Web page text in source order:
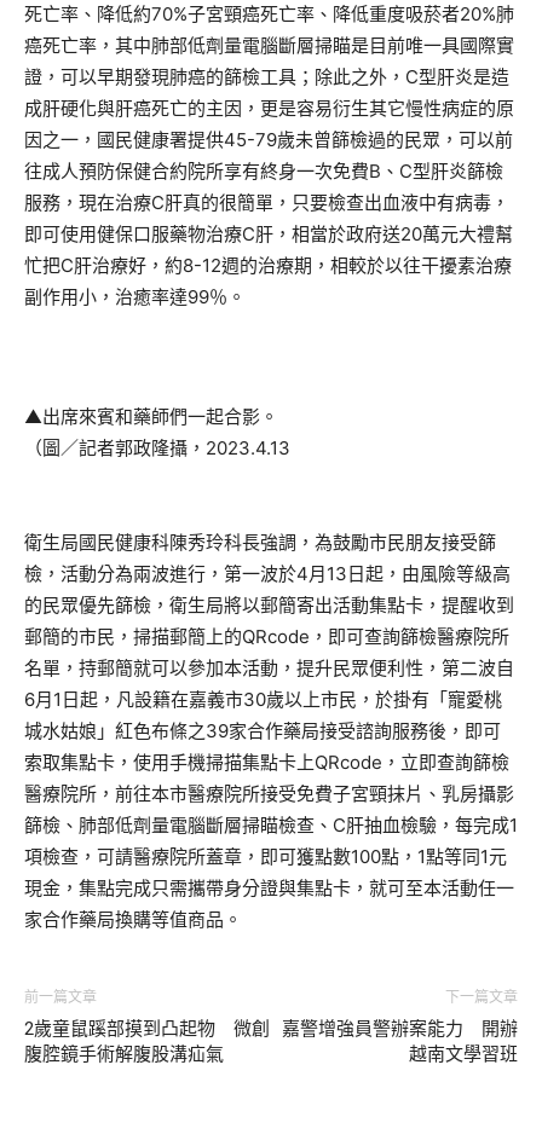
死亡率、降低約70%子宮頸癌死亡率、降低重度吸菸者20%肺
癌死亡率，其中肺部低劑量電腦斷層掃瞄是目前唯一具國際實
證，可以早期發現肺癌的篩檢工具；除此之外，C型肝炎是造
成肝硬化與肝癌死亡的主因，更是容易衍生其它慢性病症的原
因之一，國民健康署提供45-79歲未曾篩檢過的民眾，可以前
往成人預防保健合約院所享有終身一次免費B、C型肝炎篩檢
服務，現在治療C肝真的很簡單，只要檢查出血液中有病毒，
即可使用健保口服藥物治療C肝，相當於政府送20萬元大禮幫
忙把C肝治療好，約8-12週的治療期，相較於以往干擾素治療
副作用小，治癒率達99％。
▲出席來賓和藥師們一起合影。
（圖／記者郭政隆攝，2023.4.13
衛生局國民健康科陳秀玲科長強調，為鼓勵市民朋友接受篩
檢，活動分為兩波進行，第一波於4月13日起，由風險等級高
的民眾優先篩檢，衛生局將以郵簡寄出活動集點卡，提醒收到
郵簡的市民，掃描郵簡上的QRcode，即可查詢篩檢醫療院所
名單，持郵簡就可以參加本活動，提升民眾便利性，第二波自
6月1日起，凡設籍在嘉義市30歲以上市民，於掛有「寵愛桃
城水姑娘」紅色布條之39家合作藥局接受諮詢服務後，即可
索取集點卡，使用手機掃描集點卡上QRcode，立即查詢篩檢
醫療院所，前往本市醫療院所接受免費子宮頸抹片、乳房攝影
篩檢、肺部低劑量電腦斷層掃瞄檢查、C肝抽血檢驗，每完成1
項檢查，可請醫療院所蓋章，即可獲點數100點，1點等同1元
現金，集點完成只需攜帶身分證與集點卡，就可至本活動任一
家合作藥局換購等值商品。
前一篇文章
2歲童鼠蹊部摸到凸起物 微創
腹腔鏡手術解腹股溝疝氣
下一篇文章
嘉警增強員警辦案能力 開辦
越南文學習班